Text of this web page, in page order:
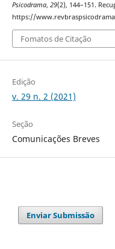
Psicodrama, 29(2), 144–151.
https://
Fomatos de Citação
Edição
v. 29 n. 2 (2021)
Seção
Comunicações Breves
Enviar Submissão